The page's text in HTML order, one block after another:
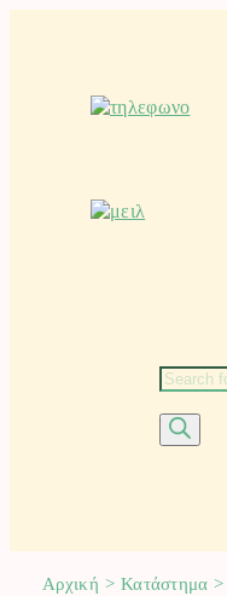
Αρχική > Κατάστημα >